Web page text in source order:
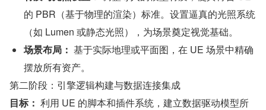
的 PBR（基于物理的渲染）标准。设置逼真的光照系统
（如 Lumen 或静态光照），为场景奠定视觉基础。
场景布局： 基于实际地理或平面图，在 UE 场景中精确
摆放所有资产。
第二阶段：引擎逻辑构建与数据连接集成
目标： 利用 UE 的脚本和插件系统，建立数据驱动模型所